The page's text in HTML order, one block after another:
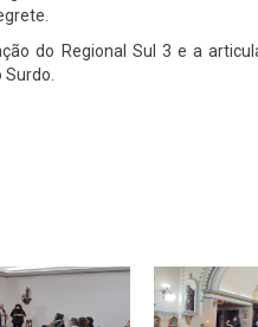
do Regional Sul 3 e a